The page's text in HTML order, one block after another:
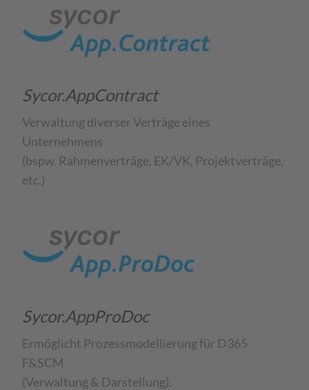
Sycor.AppContract
Verwaltung diverser Verträge eines
Unternehmens
(bspw. Rahmenverträge, EK/VK, Projektverträge,
etc.) ​
Sycor.AppProDoc
Ermöglicht Prozessmodellierung für D365
F&SCM
(Verwaltung & Darstellung).